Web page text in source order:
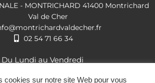
- MONTRICHARD 41400 Montrichard
Val de Cher
02 54 71 66 34
Du Lundi au Vendredi
cookies sur notre site Web pour vous